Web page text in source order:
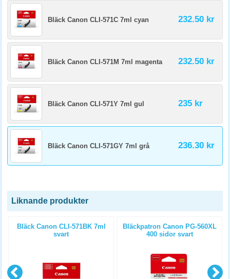
Bläck Canon CLI-571C 7ml cyan 232.50 kr
Bläck Canon CLI-571M 7ml magenta 232.50 kr
Bläck Canon CLI-571Y 7ml gul 235 kr
Bläck Canon CLI-571GY 7ml grå 236.30 kr
Liknande produkter
Bläck Canon CLI-571BK 7ml
svart
Bläckpatron Canon PG-560XL
400 sidor svart